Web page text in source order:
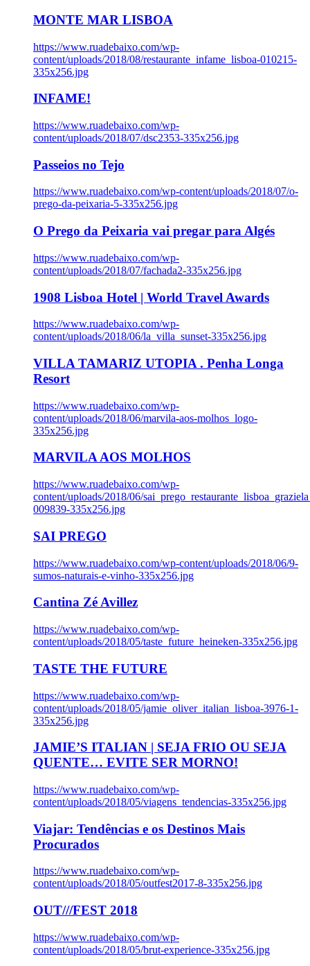
MONTE MAR LISBOA
https://www.ruadebaixo.com/wp-
content/uploads/2018/08/restaurante_infame_lisboa-010215-
335x256.jpg
INFAME!
https://www.ruadebaixo.com/wp-
content/uploads/2018/07/dsc2353-335x256.jpg
Passeios no Tejo
https://www.ruadebaixo.com/wp-content/uploads/2018/07/o-
prego-da-peixaria-5-335x256.jpg
O Prego da Peixaria vai pregar para Algés
https://www.ruadebaixo.com/wp-
content/uploads/2018/07/fachada2-335x256.jpg
1908 Lisboa Hotel | World Travel Awards
https://www.ruadebaixo.com/wp-
content/uploads/2018/06/la_villa_sunset-335x256.jpg
VILLA TAMARIZ UTOPIA . Penha Longa
Resort
https://www.ruadebaixo.com/wp-
content/uploads/2018/06/marvila-aos-molhos_logo-
335x256.jpg
MARVILA AOS MOLHOS
https://www.ruadebaixo.com/wp-
content/uploads/2018/06/
009839-335x256.jpg
SAI PREGO
https://www.ruadebaixo.com/wp-content/uploads/2018/06/9-
sumos-naturais-e-vinho-335x256.jpg
Cantina Zé Avillez
https://www.ruadebaixo.com/wp-
content/uploads/2018/05/taste_future_heineken-335x256.jpg
TASTE THE FUTURE
https://www.ruadebaixo.com/wp-
content/uploads/2018/05/jamie_oliver_italian_lisboa-3976-1-
335x256.jpg
JAMIE’S ITALIAN | SEJA FRIO OU SEJA
QUENTE… EVITE SER MORNO!
https://www.ruadebaixo.com/wp-
content/uploads/2018/05/viagens_tendencias-335x256.jpg
Viajar: Tendências e os Destinos Mais
Procurados
https://www.ruadebaixo.com/wp-
content/uploads/2018/05/outfest2017-8-335x256.jpg
OUT///FEST 2018
https://www.ruadebaixo.com/wp-
content/uploads/2018/05/brut-experience-335x256.jpg